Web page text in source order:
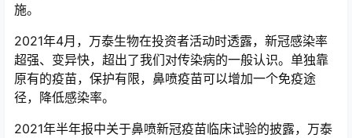
施。
2021年4月，万泰生物在投资者活动时透露，新冠感染率
超强、变异快，超出了我们对传染病的一般认识。单独靠
原有的疫苗，保护有限，鼻喷疫苗可以增加一个免疫途
径，降低感染率。
2021年半年报中关于鼻喷新冠疫苗临床试验的披露，万泰